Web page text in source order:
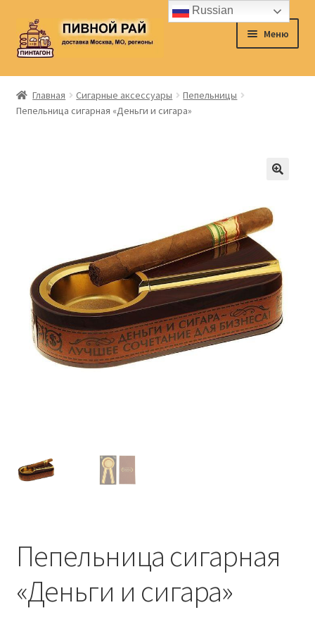
Перейти
к
навигации
Перейти
к
содержимому
Меню
Главная
Аккаунт
Корзина
О нас
Сигары
Юр. лицам
Главная Сигарные аксессуары
Пепельницы
Пепельница сигарная «Деньги и сигара»
Пепельница сигарная
«Деньги и сигара»
Russian